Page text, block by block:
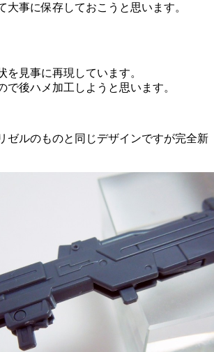
大事に保存しておこうと思います。
を見事に再現しています。
で後ハメ加工しようと思います。
ゼルのものと同じデザインですが完全新